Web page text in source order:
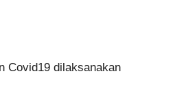
Covid19 dilaksanakan